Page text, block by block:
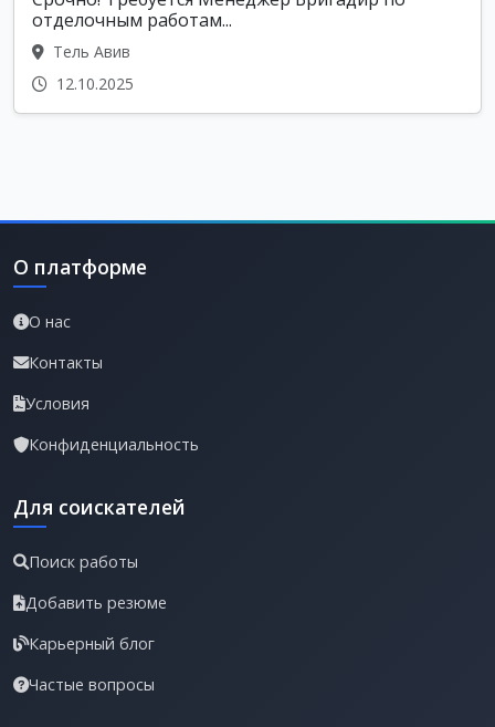
отделочным работам...
Тель Авив
12.10.2025
О платформе
О нас
Контакты
Условия
Конфиденциальность
Для соискателей
Поиск работы
Добавить резюме
Карьерный блог
Частые вопросы